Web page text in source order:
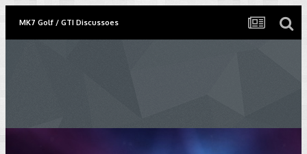
MK7 Golf / GTI Discussoes